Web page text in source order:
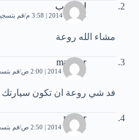
اخو بوب
28 يناير، 2014 | 3:58 م قم
مشاء الله روعة
maqtder
4 فبراير، 2014 | 2:00 ص قم
فد شي روعة ان تكون
maher
6 فبراير، 2014 | 2:50 ص قم